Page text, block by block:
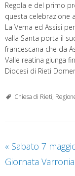
Regola e del primo
questa celebrazione
La Verna ed Assisi
valla Santa porta il
francescana che da
Valle reatina giunga
Diocesi di Rieti
Chiesa di Rieti,
« Sabato 7
Giornata